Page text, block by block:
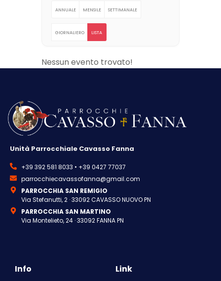
ANNUALE MENSILE SETTIMANALE
GIORNALIERO LISTA
Nessun evento trovato!
Unità Parrocchiale Cavasso Fanna
+39 392 581 8033 • +39 0427 77037
parrocchiecavassofanna@gmail.com
PARROCCHIA SAN REMIGIO
Via Stefanutti, 2 · 33092 CAVASSO NUOVO PN
PARROCCHIA SAN MARTINO
Via Montelieto, 24 · 33092 FANNA PN
Info Link